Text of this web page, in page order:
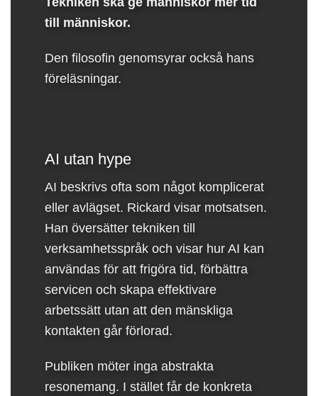
till människor.
Den filosofin genomsyrar också hans
föreläsningar.
AI utan hype
AI beskrivs ofta som något komplicerat
eller avlägset. Rickard visar motsatsen.
Han översätter tekniken till
verksamhetsspråk och visar hur AI kan
användas för att frigöra tid, förbättra
servicen och skapa effektivare
arbetssätt utan att den mänskliga
kontakten går förlorad.
Publiken möter inga abstrakta
resonemang. I stället får de konkreta